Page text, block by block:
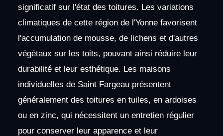
significatif sur l'état des toitures. Les variations
climatiques de cette région de l'Yonne favorisent
l'accumulation de mousse, de lichens et d'autres
végétaux sur les toits, pouvant ainsi réduire leur
durabilité et leur esthétique. Les maisons
individuelles de Saint Fargeau présentent
généralement des toitures en tuiles, en ardoises
ou en zinc, qui nécessitent un entretien régulier
pour conserver leur apparence et leur